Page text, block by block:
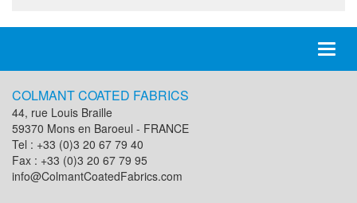
COLMANT COATED FABRICS
44, rue Louis Braille
59370 Mons en Baroeul - FRANCE
Tel : +33 (0)3 20 67 79 40
Fax : +33 (0)3 20 67 79 95
info@ColmantCoatedFabrics.com